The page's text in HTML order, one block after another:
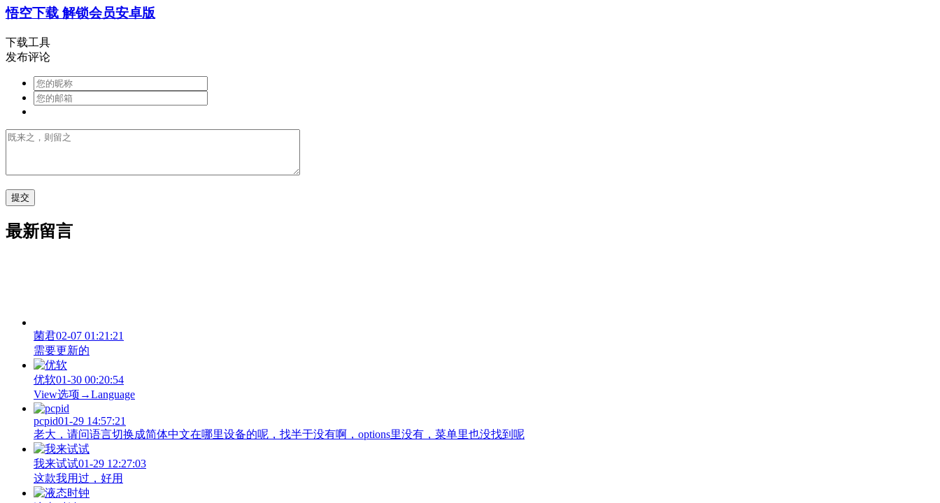
悟空下载 解锁会员安卓版
下载工具
发布评论
最新留言
菌君02-07 01:21:21
需要更新的
优软01-30 00:20:54
View‌选项→Language
pcpid01-29 14:57:21
老大，请问语言切换成简体中文在哪里设备的呢，找半于没有啊，options里没有，菜单里也没找到呢
我来试试01-29 12:27:03
这款我用过，好用